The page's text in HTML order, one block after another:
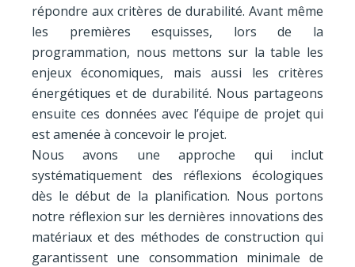
répondre aux critères de durabilité. Avant même
les premières esquisses, lors de la
programmation, nous mettons sur la table les
enjeux économiques, mais aussi les critères
énergétiques et de durabilité. Nous partageons
ensuite ces données avec l’équipe de projet qui
est amenée à concevoir le projet.
Nous avons une approche qui inclut
systématiquement des réflexions écologiques
dès le début de la planification. Nous portons
notre réflexion sur les dernières innovations des
matériaux et des méthodes de construction qui
garantissent une consommation minimale de